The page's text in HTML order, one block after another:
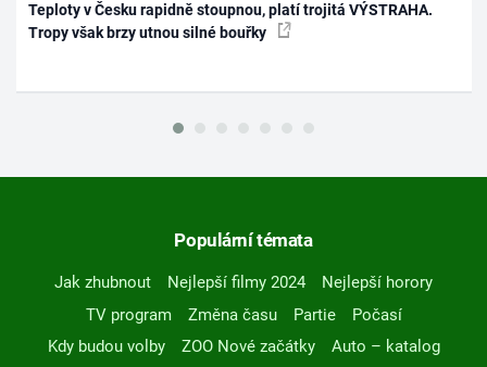
Teploty v Česku rapidně stoupnou, platí trojitá VÝSTRAHA.
Tropy však brzy utnou silné bouřky
Populární témata
Jak zhubnout Nejlepší filmy 2024
Nejlepší horory
TV program
Změna času Partie
Počasí
Kdy budou volby
ZOO Nové začátky
Auto – katalog